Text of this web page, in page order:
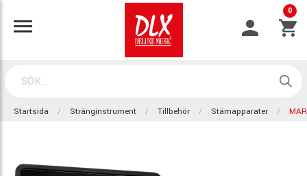
0
Startsida Stränginstrument Tillbehör Stämapparater